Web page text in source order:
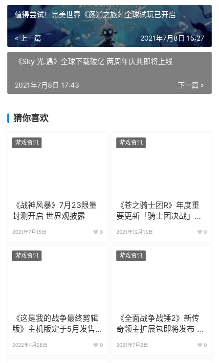
值得尝试！完美世界《逐光之旅》全球试玩已开启
« 上一篇 2021年7月8日 15:27
《Sky 光.遇》全球下载破亿 两周年庆典即将上线
下一篇 »
2021年7月8日 17:43
猜你喜欢
游戏资讯
《战神风暴》7月23限量
封测开启 世界观披露
2021年7月15日 0
游戏资讯
《苍之骑士团R》年度重
要更新「骑士团决战」即
2021年12月15日 0
游戏资讯
《这是我的战争最终剪辑
版》主机版定于5月发售
2022年4月28日 0
游戏资讯
《全面战争战锤2》新传
奇领主扩展包即将发布 免
2021年7月2日 0